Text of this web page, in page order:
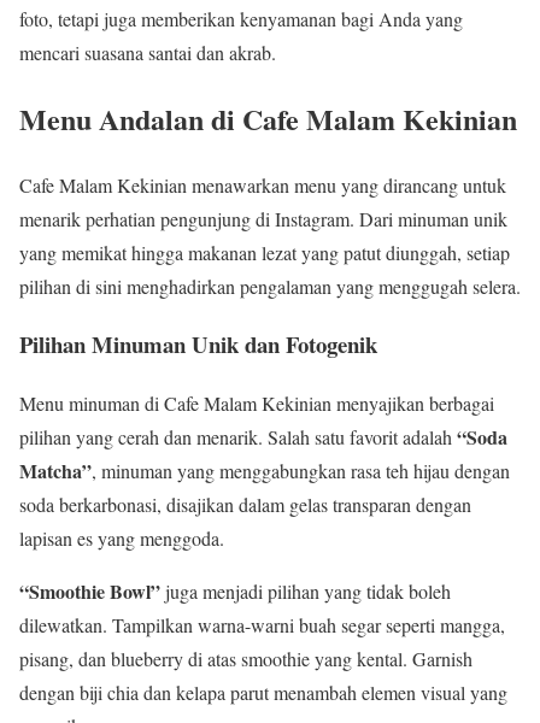
foto, tetapi juga memberikan kenyamanan bagi Anda yang
mencari suasana santai dan akrab.
Menu Andalan di Cafe Malam Kekinian
Cafe Malam Kekinian menawarkan menu yang dirancang untuk
menarik perhatian pengunjung di Instagram. Dari minuman unik
yang memikat hingga makanan lezat yang patut diunggah, setiap
pilihan di sini menghadirkan pengalaman yang menggugah selera.
Pilihan Minuman Unik dan Fotogenik
Menu minuman di Cafe Malam Kekinian menyajikan berbagai
pilihan yang cerah dan menarik. Salah satu favorit adalah “Soda
Matcha”, minuman yang menggabungkan rasa teh hijau dengan
soda berkarbonasi, disajikan dalam gelas transparan dengan
lapisan es yang menggoda.
“Smoothie Bowl”juga menjadi pilihan yang tidak boleh
dilewatkan. Tampilkan warna-warni buah segar seperti mangga,
pisang, dan blueberry di atas smoothie yang kental. Garnish
dengan biji chia dan kelapa parut menambah elemen visual yang